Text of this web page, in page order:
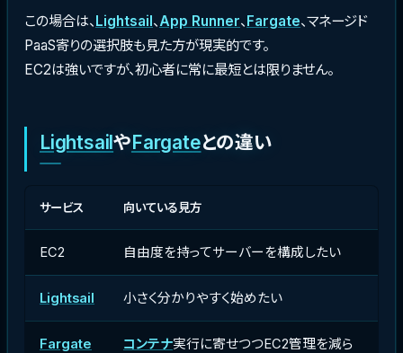
この場合は、 Lightsail、 App Runner、 Fargate、マネージド
PaaS寄りの選択肢も見た方が現実的です。
EC2は強いですが、初心者に常に最短とは限りません。
LightsailやFargateとの違い
サービス 向いている見方
EC2 自由度を持ってサーバーを構成したい
Lightsail 小さく分かりやすく始めたい
Fargate コンテナ実行に寄せつつEC2管理を減ら